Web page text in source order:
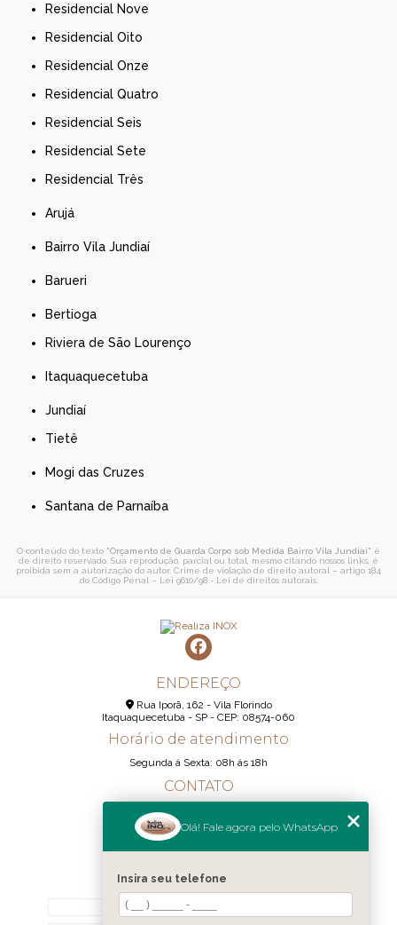
Residencial Nove
Residencial Oito
Residencial Onze
Residencial Quatro
Residencial Seis
Residencial Sete
Residencial Três
Arujá
Bairro Vila Jundiaí
Barueri
Bertioga
Riviera de São Lourenço
Itaquaquecetuba
Jundiaí
Tietê
Mogi das Cruzes
Santana de Parnaíba
O conteúdo do texto "Orçamento de Guarda Corpo sob Medida Bairro Vila Jundiaí" é
de direito reservado. Sua reprodução, parcial ou total, mesmo citando nossos links, é
proibida sem a autorização do autor. Crime de violação de direito autoral – artigo 184
do Código Penal – Lei 9610/98 - Lei de direitos autorais.
ENDEREÇO
Rua Iporã, 162 - Vila Florindo
Itaquaquecetuba - SP - CEP: 08574-060
Horário de atendimento
Segunda á Sexta: 08h ás 18h
CONTATO
(11) 98189-1344
MENU
HOME
Olá! Fale agora pelo WhatsApp
Insira seu telefone